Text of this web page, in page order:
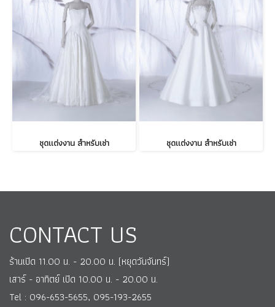
ชุดแต่งงาน สำหรับเช่า ชุดแต่งงาน สำหรับเช่า
CONTACT US
ร้านเปิด 11.00 น. - 20.00 น. (หยุดวันจันทร์)
เสาร์ - อาทิตย์ เปิด 10.00 น. - 20.00 น.
Tel : 096-653-5655, 095-193-2655